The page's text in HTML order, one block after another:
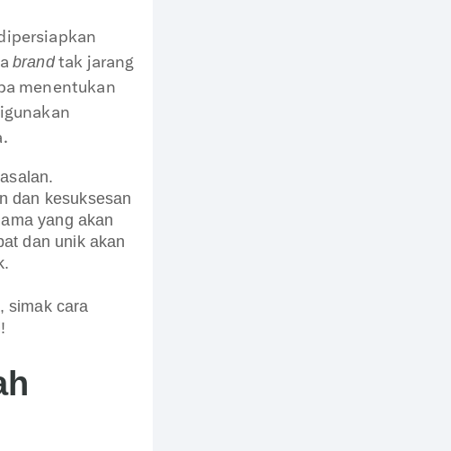
brand tak jarang
menentukan
dan kesuksesan
yang akan
dan unik akan
simak cara